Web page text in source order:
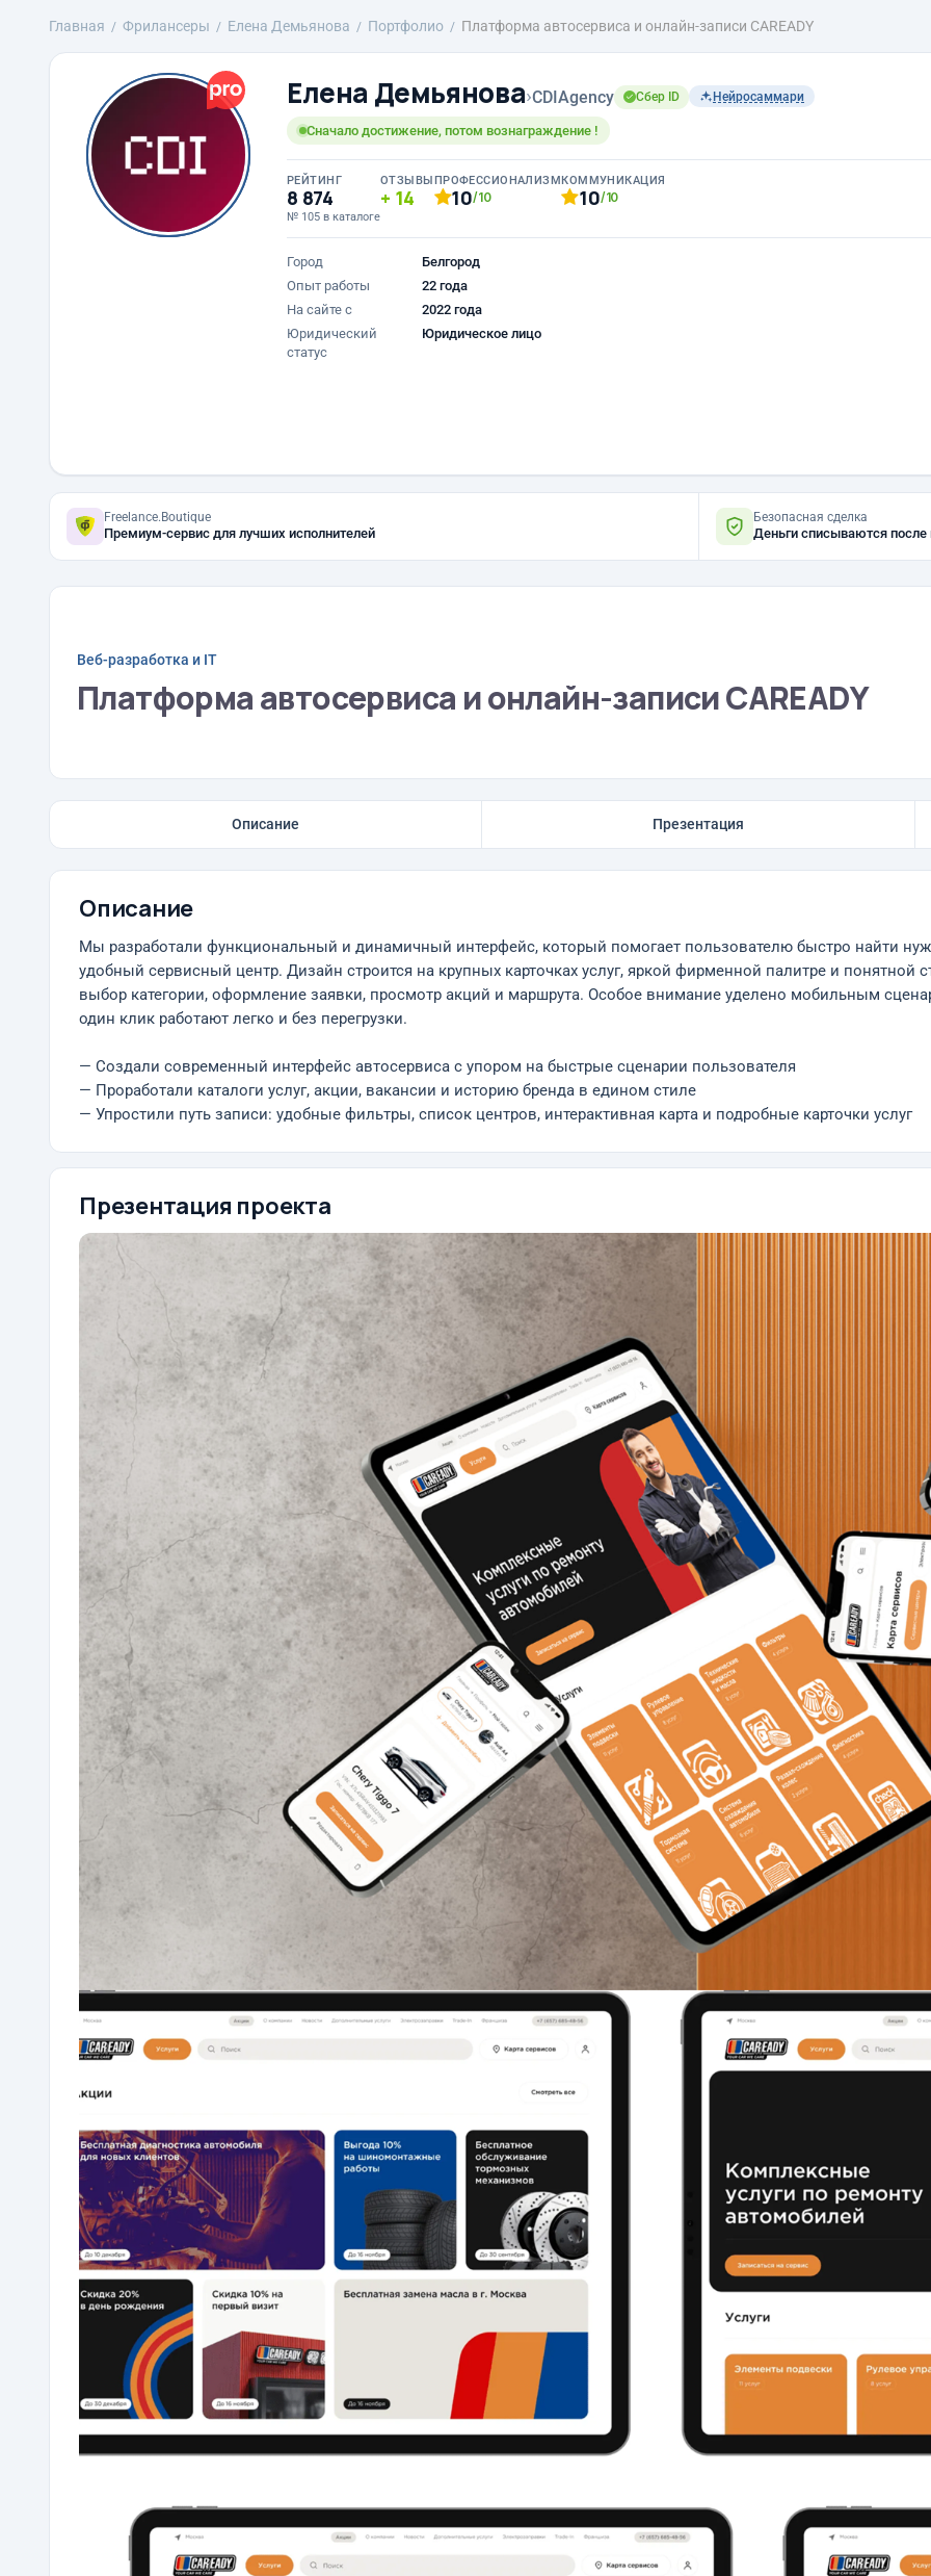
Главная Фрилансеры Елена Демьянова Портфолио Платформа автосервиса и онлайн-записи CAREADY
Елена Демьянова›CDIAgency Сбер ID Нейросаммари
Сначало достижение, потом вознаграждение !
РЕЙТИНГ
8 874
№ 105 в каталоге
ОТЗЫВЫ
14
ПРОФЕССИОНАЛИЗМ
10/10
КОММУНИКАЦИЯ
10/10
Город
Белгород
Опыт работы
22 года
На сайте с
2022 года
Юридический
статус
Юридическое лицо
Freelance.Boutique
Премиум-сервис для лучших исполнителей
Безопасная сделка
Деньги списываются после
Веб-разработка и IT
Платформа автосервиса и онлайн-записи CAREADY
Описание Презентация
Описание
Мы разработали функциональный и динамичный интерфейс, который помогает пользователю быстро найти
удобный сервисный центр. Дизайн строится на крупных карточках услуг, яркой фирменной палитре и понятной
выбор категории, оформление заявки, просмотр акций и маршрута. Особое внимание уделено мобильным
один клик работают легко и без перегрузки.
— Создали современный интерфейс автосервиса с упором на быстрые сценарии пользователя
— Проработали каталоги услуг, акции, вакансии и историю бренда в едином стиле
— Упростили путь записи: удобные фильтры, список центров, интерактивная карта и подробные карточки услуг
Презентация проекта